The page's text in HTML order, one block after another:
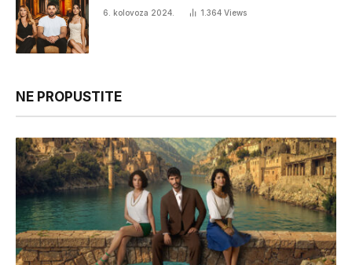
6. kolovoza 2024. 1.364 Views
NE PROPUSTITE